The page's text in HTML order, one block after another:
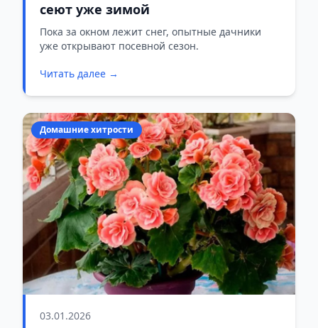
сеют уже зимой
Пока за окном лежит снег, опытные дачники
уже открывают посевной сезон.
Читать далее →
Домашние хитрости
03.01.2026